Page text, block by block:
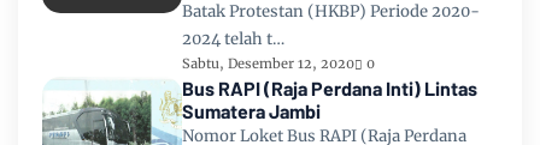
Batak Protestan (HKBP) Periode 2020-
2024 telah t…
Sabtu, Desember 12, 2020 0
Bus RAPI (Raja Perdana Inti) Lintas
Sumatera Jambi
Nomor Loket Bus RAPI (Raja Perdana